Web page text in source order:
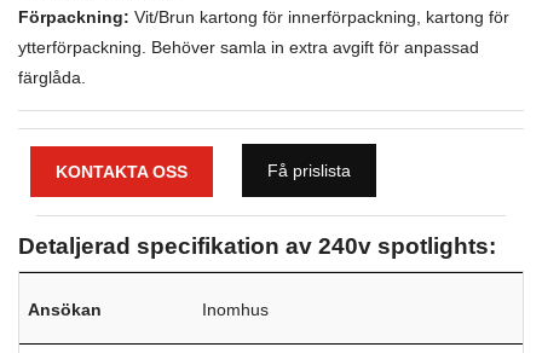
Förpackning: Vit/Brun kartong för innerförpackning, kartong för
ytterförpackning. Behöver samla in extra avgift för anpassad
färglåda.
KONTAKTA OSS Få prislista
Detaljerad specifikation av 240v spotlights:
Ansökan Inomhus